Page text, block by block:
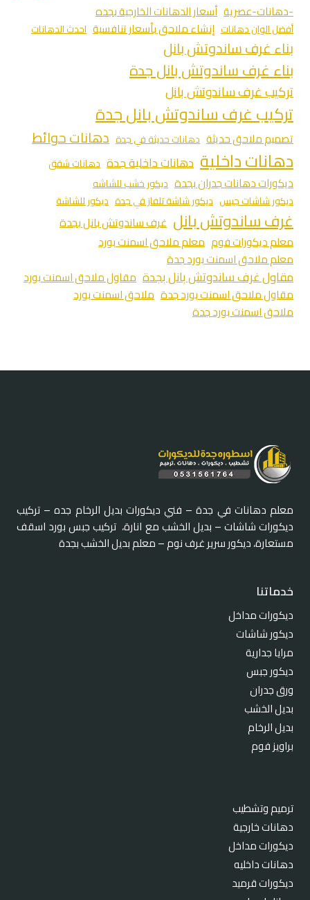
-دهانات-عصرية أسعار الدهانات الخارجية بجده
أفضل الوان دهانات إنشاء ملاحق بأسعار تنافسية احدث الدهانات
بناء غرف ساندوتش بانل
بناء غرف ساندوتش بانل جدة
تركيب غرف ساندوتش بانل
تركيب غرف ساندوتش بانل جدة
تصميم ملاحق حديثة دهانات حديثة في جدة دهانات حوائط
دهانات داخلية دهانات داخلية جدة دهانات شقق
ديكورات دهانات جدران بجدة ديكور خشب للشاشه
ديكور شاشات جبس ديكور شاشة تلفاز في جدة ديكور للشاشة
غرف ساندوتش بانل غرف ساندوتش بانل بجدة
معلم ديكورات فوم معلم ملاحق اسمنت بورد
معلم ملاحق اسمنت بورد جدة
مقاول غرف ساندوتش بانل بجدة مقاول ملاحق اسمنت بورد
مقاول ملاحق اسمنت بورد جدة ملاحق اسمنت بورد
ملاحق اسمنت بورد جدة
معلم دهانات في جدة – فني ديكورات بديل الرخام جده – تركيب
ديكورات شاشات – بديل الخشب مع انارة، تركيب جبس بورد اسقف
مستعارة، ديكور سرير غرف نوم – معلم بديل الخشب بجدة
خدماتنا
ديكورات مداخل
ديكور شاشات
مرايا جدارية
ديكور جبس
ورق جدران
بديل الخشب
بديل الرخام
براويز فوم
ترميم وتشطيب
دهانات خارجية
ديكورات مداخل
دهانات داخليه
ديكورات قرميد